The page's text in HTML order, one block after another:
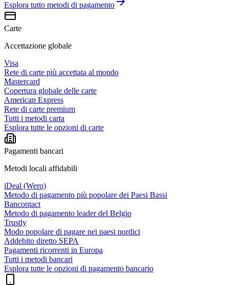
Esplora tutto metodi di pagamento
Carte
Accettazione globale
Visa
Rete di carte più accettata al mondo
Mastercard
Copertura globale delle carte
American Express
Rete di carte premium
Tutti i metodi carta
Esplora tutte le opzioni di carte
Pagamenti bancari
Metodi locali affidabili
iDeal (Wero)
Metodo di pagamento più popolare dei Paesi Bassi
Bancontact
Metodo di pagamento leader del Belgio
Trustly
Modo popolare di pagare nei paesi nordici
Addebito diretto SEPA
Pagamenti ricorrenti in Europa
Tutti i metodi bancari
Esplora tutte le opzioni di pagamento bancario